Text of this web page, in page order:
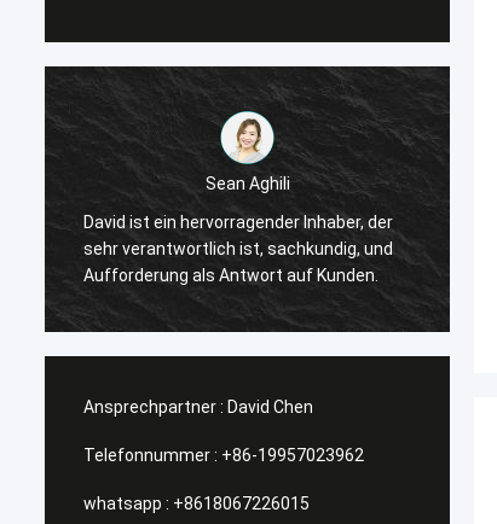
Sean Aghili
David ist ein hervorragender Inhaber, der
sehr verantwortlich ist, sachkundig, und
Aufforderung als Antwort auf Kunden.
Ansprechpartner : David Chen
Telefonnummer : +86-19957023962
whatsapp : +8618067226015